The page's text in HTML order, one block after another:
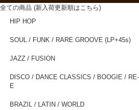
全ての商品 (新入荷更新順はこちら)
HIP HOP
SOUL / FUNK / RARE GROOVE (LP+45s)
JAZZ / FUSION
DISCO / DANCE CLASSICS / BOOGIE /
E
BRAZIL / LATIN / WORLD